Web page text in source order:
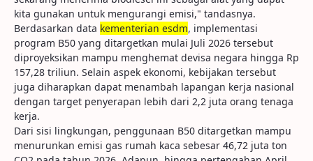
kita gunakan untuk mengurangi emisi," tandasnya.
Berdasarkan data kementerian esdm, implementasi
program B50 yang ditargetkan mulai Juli 2026 tersebut
diproyeksikan mampu menghemat devisa negara hingga Rp
157,28 triliun. Selain aspek ekonomi, kebijakan tersebut
juga diharapkan dapat menambah lapangan kerja nasional
dengan target penyerapan lebih dari 2,2 juta orang tenaga
kerja.
Dari sisi lingkungan, penggunaan B50 ditargetkan mampu
menurunkan emisi gas rumah kaca sebesar 46,72 juta ton